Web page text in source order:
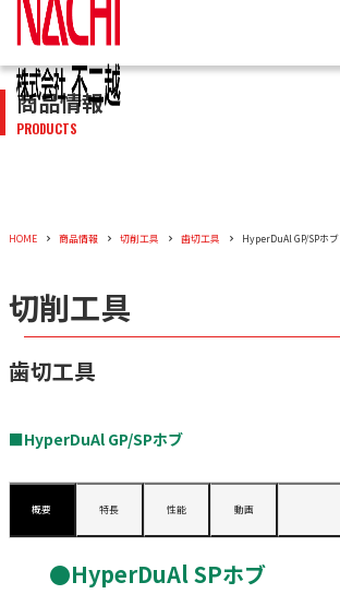
商品情報
PRODUCTS
HOME 商品情報 切削工具 歯切工具 HyperDuAl GP/SPホブ
切削工具
歯切工具
■HyperDuAl GP/SPホブ
概要 特長 性能 動画
●HyperDuAl SPホブ